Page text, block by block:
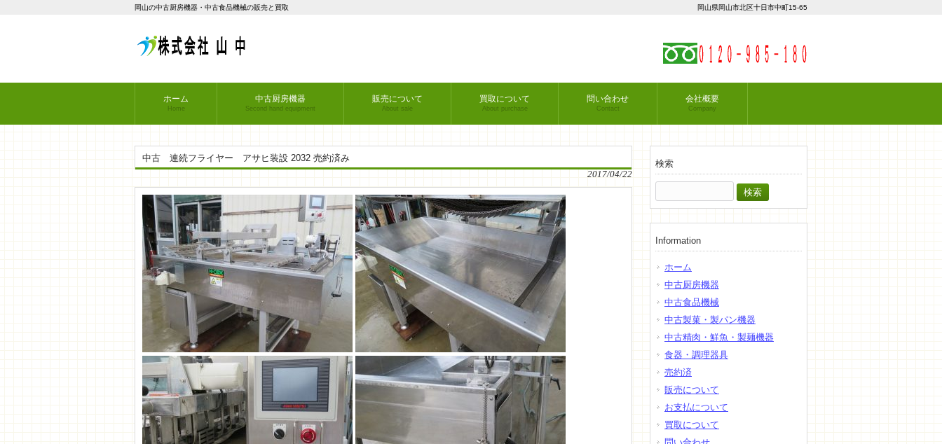
岡山の中古厨房機器・中古食品機械の販売と買取 岡山県岡山市北区十日市中町15-65
ホーム
Home
中古厨房機器
Second hand equipment
販売について
About sale
買取について
About purchase
問い合わせ
Contact
会社概要
Company
中古 連続フライヤー アサヒ装設 2032 売約済み
2017/04/22
検索
索:
Information
ホーム
中古厨房機器
中古食品機械
中古製菓・製パン機器
中古精肉・鮮魚・製麺機器
食器・調理器具
売約済
販売について
お支払について
買取について